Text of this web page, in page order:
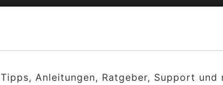
Tipps, Anleitungen, Ratgeber, Support und